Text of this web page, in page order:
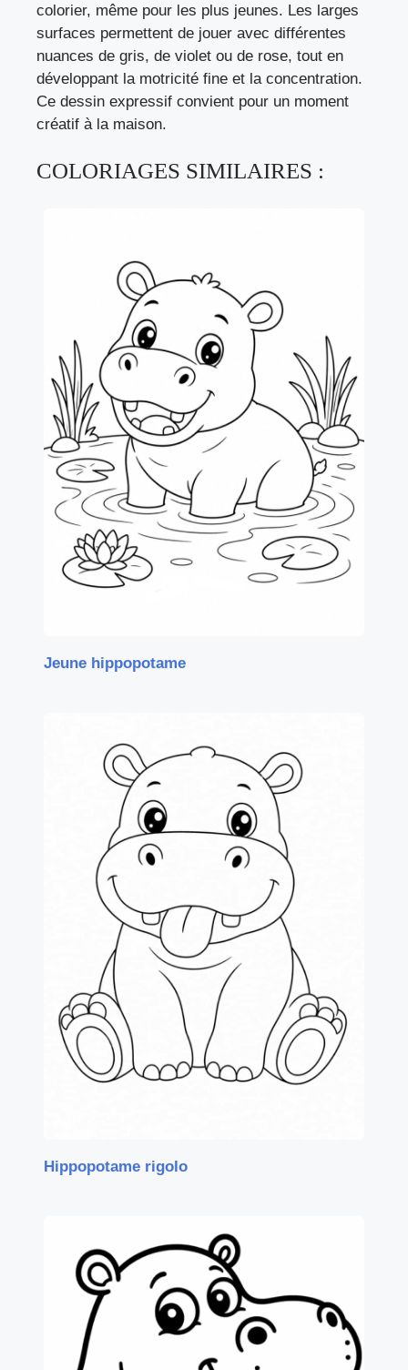
colorier, même pour les plus jeunes. Les larges
surfaces permettent de jouer avec différentes
nuances de gris, de violet ou de rose, tout en
développant la motricité fine et la concentration.
Ce dessin expressif convient pour un moment
créatif à la maison.
COLORIAGES SIMILAIRES :
Jeune hippopotame
Hippopotame rigolo